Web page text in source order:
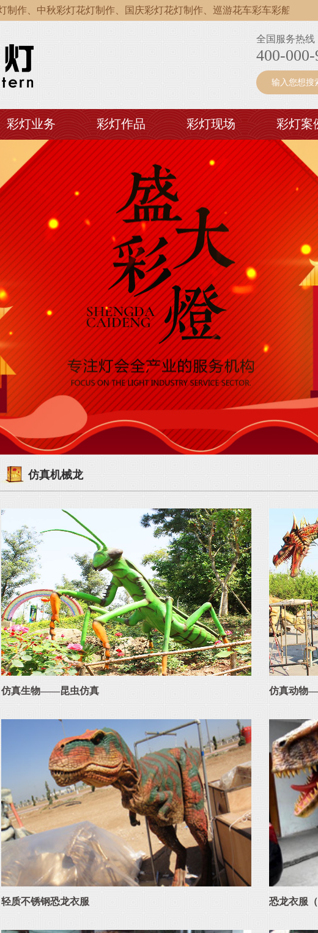
秋彩灯花灯制作、国庆彩灯花灯制作、巡游花车彩车彩船制作。为
秋彩灯花灯制作、国庆彩灯花灯制作、巡游花车彩车彩船制作。为
全国服务热线
400-
彩灯业务 彩灯作品 彩灯现场 彩灯案
仿真机械龙
仿真生物——昆虫仿真 仿真动物
轻质不锈钢恐龙衣服 恐龙衣服